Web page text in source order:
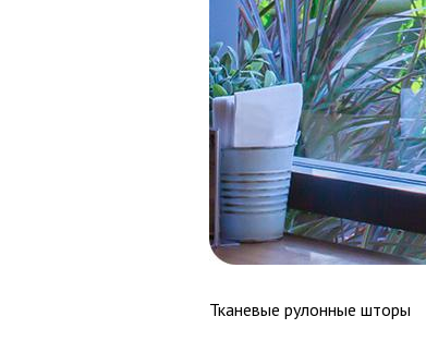
Тканевые рулонные шторы